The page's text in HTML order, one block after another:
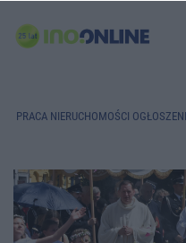
PRACA NIERUCHOMOŚCI